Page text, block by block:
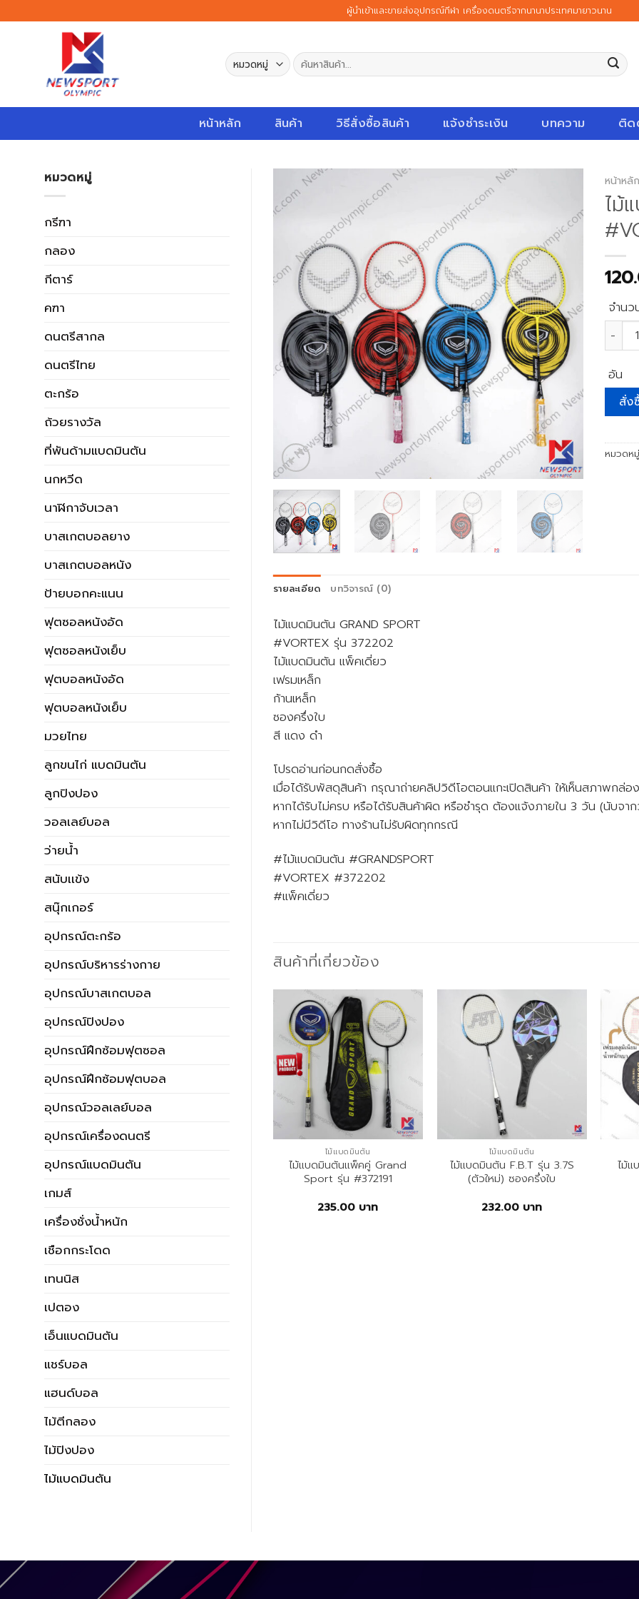
to
ผู้นำเข้าและขายส่งอุปกรณ์กีฬา เครื่องดนตรีจากนานาประเทศมายาวนาน
ค้นหา:
หน้าหลัก สินค้า วิธีสั่งซื้อสินค้า แจ้งชำระเงิน บทความ ติด
หมวดหมู่
กรีฑา
กลอง
กีตาร์
คฑา
ดนตรีสากล
ดนตรีไทย
ตะกร้อ
ถ้วยรางวัล
ที่พันด้ามแบดมินตัน
นกหวีด
นาฬิกาจับเวลา
บาสเกตบอลยาง
บาสเกตบอลหนัง
ป้ายบอกคะแนน
ฟุตซอลหนังอัด
ฟุตซอลหนังเย็บ
ฟุตบอลหนังอัด
ฟุตบอลหนังเย็บ
มวยไทย
ลูกขนไก่ แบดมินตัน
ลูกปิงปอง
วอลเลย์บอล
ว่ายน้ำ
สนับเเข้ง
สนุ๊กเกอร์
อุปกรณ์ตะกร้อ
อุปกรณ์บริหารร่างกาย
อุปกรณ์บาสเกตบอล
อุปกรณ์ปิงปอง
อุปกรณ์ฝึกซ้อมฟุตซอล
อุปกรณ์ฝึกซ้อมฟุตบอล
อุปกรณ์วอลเลย์บอล
อุปกรณ์เครื่องดนตรี
อุปกรณ์แบดมินตัน
เกมส์
เครื่องชั่งน้ำหนัก
เชือกกระโดด
เทนนิส
เปตอง
เอ็นแบดมินตัน
แชร์บอล
แฮนด์บอล
ไม้ตีกลอง
ไม้ปิงปอง
ไม้แบดมินตัน
หน้าหลัก
ไม้
จำนว
จำน
อัน
สั่ง
หมวดห
รายละเอียด บทวิจารณ์ (0)
ไม้แบดมินตัน GRAND SPORT
#VORTEX รุ่น 372202
ไม้แบดมินตัน แพ็คเดี่ยว
เฟรมเหล็ก
ก้านเหล็ก
ซองครึ่งใบ
สี แดง ดำ
โปรดอ่านก่อนกดสั่งซื้อ
เมื่อได้รับพัสดุสินค้า กรุณาถ่ายคลิปวิดีโอตอนแกะเปิดสินค้า ให้เห็นสภาพกล่อ
หากได้รับไม่ครบ หรือได้รับสินค้าผิด หรือชำรุด ต้องแจ้งภายใน 3 วัน (นับจา
หากไม่มีวิดีโอ ทางร้านไม่รับผิดทุกกรณี
#ไม้แบดมินตัน #GRANDSPORT
#VORTEX #372202
#แพ็คเดี่ยว
สินค้าที่เกี่ยวข้อง
ไม้แบดมินตัน
ไม้แบดมินตันแพ็คคู่ Grand
Sport รุ่น #372191
235.00 บาท
ไม้แบดมินตัน
ไม้แบดมินตัน F.B.T รุ่น 3.7S
(ตัวใหม่) ซองครึ่งใบ
232.00 บาท
ไม้แ
BOW STAR รุ่น
ไม้แบดมินตันแพ็คคู่ FBT